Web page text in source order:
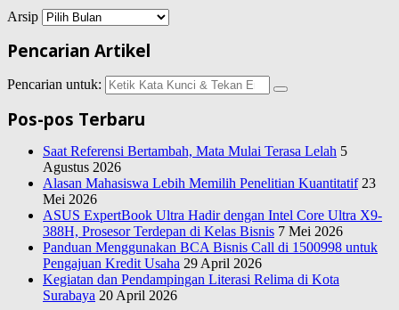
Arsip
Pencarian Artikel
Pencarian untuk:
Pos-pos Terbaru
Saat Referensi Bertambah, Mata Mulai Terasa Lelah 5
Agustus 2026
Alasan Mahasiswa Lebih Memilih Penelitian Kuantitatif 23
Mei 2026
ASUS ExpertBook Ultra Hadir dengan Intel Core Ultra X9-
388H, Prosesor Terdepan di Kelas Bisnis 7 Mei 2026
Panduan Menggunakan BCA Bisnis Call di 1500998 untuk
Pengajuan Kredit Usaha 29 April 2026
Kegiatan dan Pendampingan Literasi Relima di Kota
Surabaya 20 April 2026